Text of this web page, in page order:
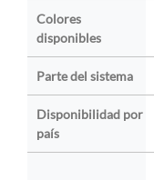
Colores
disponibles
Parte del sistema
Disponibilidad por
país